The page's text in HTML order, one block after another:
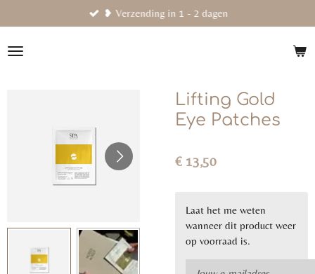
direct
naar
de
❥ Verzending in 1 - 2 dagen
Lifting Gold
Eye Patches
€ 13,50
Laat het me weten
wanneer dit product weer
op voorraad is.